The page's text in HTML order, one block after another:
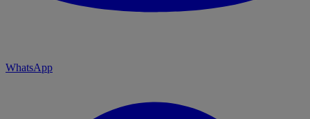
WhatsApp